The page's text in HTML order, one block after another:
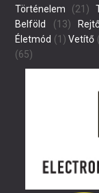
Történelem (21)
Belföld (13)
Életmód (1) Vetítő
(65)